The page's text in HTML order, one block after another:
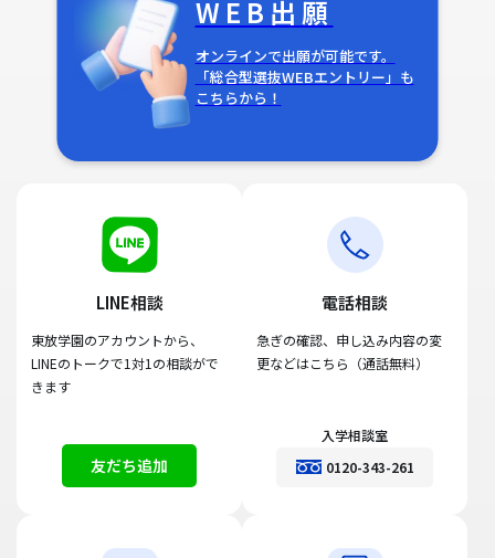
WEB出願
オンラインで出願が可能です。
「総合型選抜WEBエントリー」も
こちらから！
LINE相談
東放学園のアカウントから、
LINEのトークで1対1の相談がで
きます
友だち追加
電話相談
急ぎの確認、申し込み内容の変
更などはこちら（通話無料）
入学相談室
0120-343-261